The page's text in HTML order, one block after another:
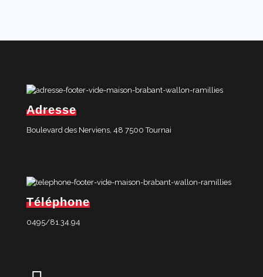
Adresse
Boulevard des Nerviens, 48 7500 Tournai
Téléphone
0495/81.34.94